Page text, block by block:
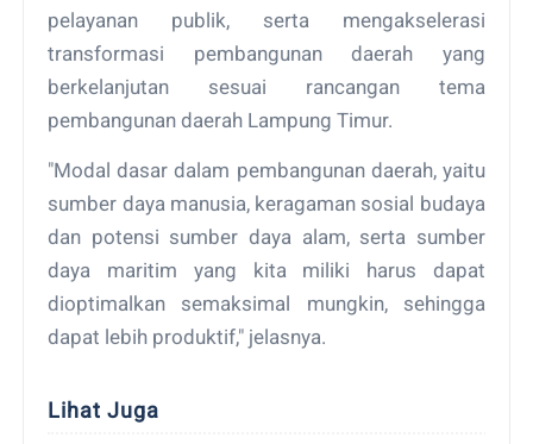
pelayanan publik, serta mengakselerasi
transformasi pembangunan daerah yang
berkelanjutan sesuai rancangan tema
pembangunan daerah Lampung Timur.
"Modal dasar dalam pembangunan daerah, yaitu
sumber daya manusia, keragaman sosial budaya
dan potensi sumber daya alam, serta sumber
daya maritim yang kita miliki harus dapat
dioptimalkan semaksimal mungkin, sehingga
dapat lebih produktif," jelasnya.
Lihat Juga